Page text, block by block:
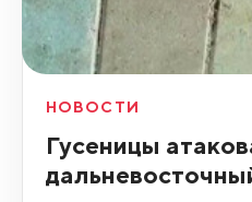
НОВОСТИ
Гусеницы